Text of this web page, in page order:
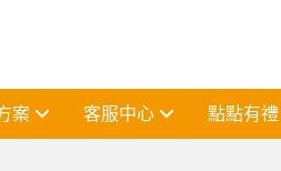
案 客服中心 點點有禮